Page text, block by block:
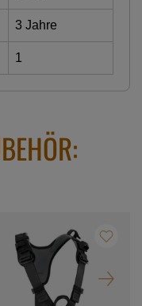
3 Jahre
1